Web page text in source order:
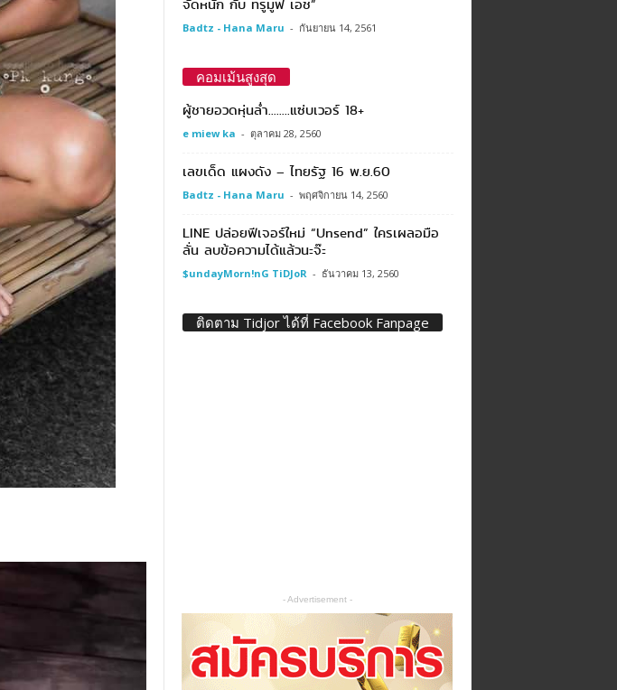
จัดหนัก กับ ทรูมูฟ เอช”
Badtz - Hana Maru - กันยายน 14, 2561
คอมเม้นสูงสุด
ผู้ชายอวดหุ่นล่ำ……..แซ่บเวอร์ 18+
e miew ka - ตุลาคม 28, 2560
เลขเด็ด แผงดัง – ไทยรัฐ 16 พ.ย.60
Badtz - Hana Maru - พฤศจิกายน 14, 2560
LINE ปล่อยฟีเจอร์ใหม่ “Unsend” ใครเผลอมือ
ลั่น ลบข้อความได้แล้วนะจ๊ะ
$undayMorn!nG TiDJoR - ธันวาคม 13, 2560
ติดตาม Tidjor ได้ที่ Facebook Fanpage
- Advertisement -